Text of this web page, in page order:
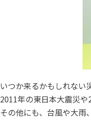
いつか来るかもしれない
2011年の東日本大震災や
その他にも、台風や大雨